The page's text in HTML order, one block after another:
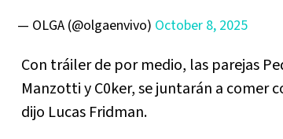
— OLGA (@olgaenvivo) October 8, 2025
Con tráiler de por medio, las parejas
Manzotti y C0ker, se juntarán a comer
dijo Lucas Fridman.